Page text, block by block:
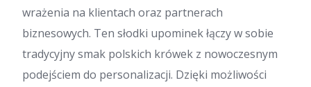
wrażenia na klientach oraz partnerach
biznesowych. Ten słodki upominek łączy w sobie
tradycyjny smak polskich krówek z nowoczesnym
podejściem do personalizacji. Dzięki możliwości